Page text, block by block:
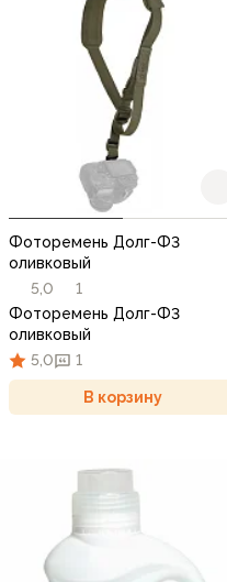
Фоторемень Долг-Ф3
оливковый
5,0
1
Фоторемень Долг-Ф3
оливковый
5,0
1
В корзину